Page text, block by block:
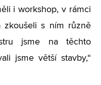
i workshop, v rámci
zkoušeli s ním různě
jsme na těchto
jsme větší stavby,“